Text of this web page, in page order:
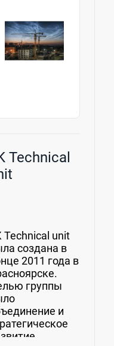
Technical
Techniсal unit
создана в
2011 года в
группы
и